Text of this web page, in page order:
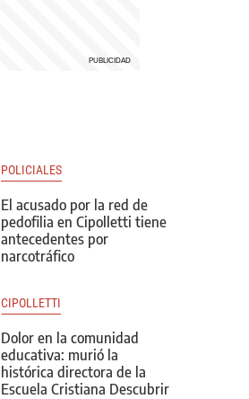
POLICIALES
El acusado por la red de
pedofilia en Cipolletti tiene
antecedentes por
narcotráfico
CIPOLLETTI
Dolor en la comunidad
educativa: murió la
histórica directora de la
Escuela Cristiana Descubrir